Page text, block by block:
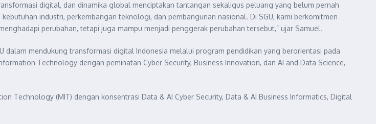
digital, dan dinamika global menciptakan tantangan sekaligus peluang yang belum pernah
industri, perkembangan teknologi, dan pembangunan nasional. Di SGU, kami berkomitmen
perubahan, tetapi juga mampu menjadi penggerak perubahan tersebut,” ujar Samuel.
mendukung transformasi digital Indonesia melalui program pendidikan yang berorientasi pada
Technology dengan peminatan Cyber Security, Business Innovation, dan AI and Data Science,
Technology (MIT) dengan konsentrasi Data & AI Cyber Security, Data & AI Business Informatics, Digital